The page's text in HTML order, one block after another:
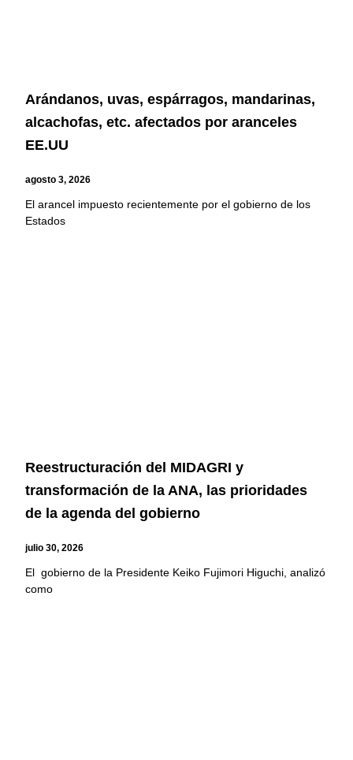
Arándanos, uvas, espárragos, mandarinas,
alcachofas, etc. afectados por aranceles
EE.UU
agosto 3, 2026
El arancel impuesto recientemente por el gobierno de los
Estados
Reestructuración del MIDAGRI y
transformación de la ANA, las prioridades
de la agenda del gobierno
julio 30, 2026
El gobierno de la Presidente Keiko Fujimori Higuchi, analizó
como